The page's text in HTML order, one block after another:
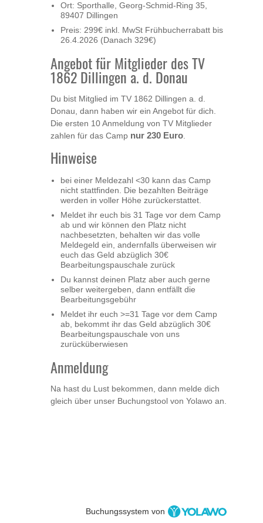
Ort: Sporthalle, Georg-Schmid-Ring 35,
89407 Dillingen
Preis: 299€ inkl. MwSt Frühbucherrabatt bis
26.4.2026 (Danach 329€)
Angebot für Mitglieder des TV
1862 Dillingen a. d. Donau
Du bist Mitglied im TV 1862 Dillingen a. d.
Donau, dann haben wir ein Angebot für dich.
Die ersten 10 Anmeldung von TV Mitglieder
zahlen für das Camp nur 230 Euro
Hinweise
bei einer Meldezahl <30 kann das Camp
nicht stattfinden. Die bezahlten Beiträge
werden in voller Höhe zurückerstattet.
Meldet ihr euch bis 31 Tage vor dem Camp
ab und wir können den Platz nicht
nachbesetzten, behalten wir das volle
Meldegeld ein, andernfalls überweisen wir
euch das Geld abzüglich 30€
Bearbeitungspauschale zurück
Du kannst deinen Platz aber auch gerne
selber weitergeben, dann entfällt die
Bearbeitungsgebühr
Meldet ihr euch >=31 Tage vor dem Camp
ab, bekommt ihr das Geld abzüglich 30€
Bearbeitungspauschale von uns
zurücküberwiesen
Anmeldung
Na hast du Lust bekommen, dann melde dich
gleich über unser Buchungstool von Yolawo an.
Buchungssystem von